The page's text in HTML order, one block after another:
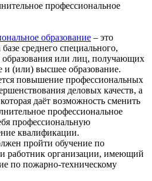
профессиональное
образование – это
среднего специального,
образования или лиц, получающих
и (или) высшее образование.
повышение профессиональных
деловых качеств, а
даёт возможность сменить
профессиональное
профессиональную
квалификации.
пройти обучение по
работник организации, имеющий
по пожарно-техническому